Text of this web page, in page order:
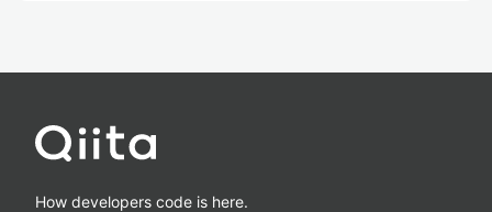
How developers code is here.